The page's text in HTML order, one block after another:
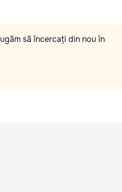
să încercați din nou în